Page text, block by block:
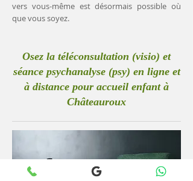
vers vous-même est désormais possible où
que vous soyez.
Osez la téléconsultation (visio) et
séance psychanalyse (psy) en ligne et
à distance pour accueil enfant à
Châteauroux